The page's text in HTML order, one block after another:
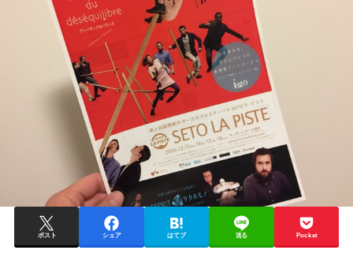
ポスト シェア はてブ 送る Pocket